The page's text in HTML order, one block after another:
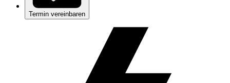
Termin vereinbaren